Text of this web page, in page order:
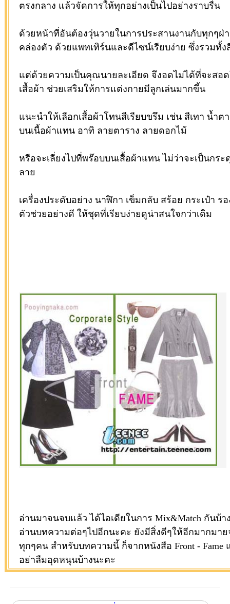
ตรงกลาง แล้วจัดการให้ทุกอย่างเป็นไปอย่างราบรื่น
ด้วยหน้าที่อันต้องวุ่นวายในการประสานงานกับทุกๆฝ่
คล่องตัว ด้วยแพทเทิร์นและดีไซน์เรียบง่าย ซึ่งรวมทั้
แต่ด้วยความเป็นคุณนายละเอียด จึงอดไม่ได้ที่จะสอด
เสื้อผ้า ช่วยเสริมให้การแต่งกายมีลูกเล่นมากขึ้น
แนะนำให้เลือกเสื้อผ้าโทนสีเรียบขรึม เช่น สีเทา น้ำ
บนเนื้อผ้าแทน อาทิ ลายตาราง ลายดอกไม้
หรือจะเลี่ยงไปที่พร๊อบบนเสื้อผ้าแทน ไม่ว่าจะเป็นกร
ลาย
เครื่องประดับอย่าง นาฬิกา เข็มกลับ สร้อย กระเป๋า ร
ตัวช่วยอย่างดี ให้ชุดที่เรียบง่ายดูน่าสนใจกว่าเดิม
อ่านมาจนจบแล้ว ได้ไอเดียในการ Mix&Match กันบ้
อ่านบทความต่อๆไปอีกนะคะ ยังมีสิ่งดีๆให้อีกมากมา
ทุกๆคน สำหรับบทความนี้ ก็จากหนังสือ Front -
อย่าลืมอุดหนุนบ้างนะคะ